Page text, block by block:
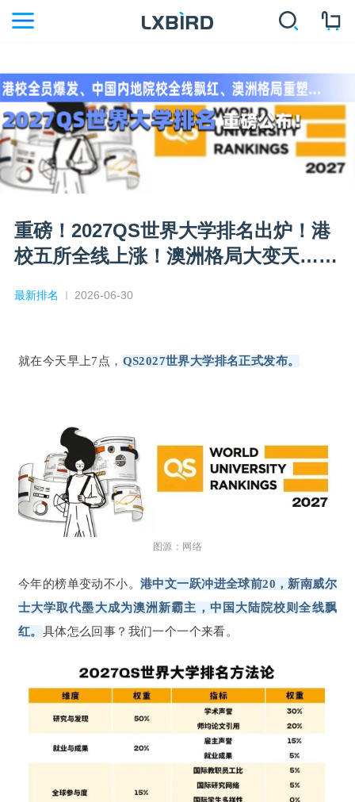
重磅！2027QS世界大学排名出炉！港
校五所全线上涨！澳洲格局大变天……
最新排名 2026-06-30
就在今天早上7点， QS2027世界大学排名正式发布。
图源：网络
今年的榜单变动不小。港中文一跃冲进全球前20，新南威尔
士大学取代墨大成为澳洲新霸主，中国大陆院校则全线飘
红。 具体怎么回事？我们一个一个来看。